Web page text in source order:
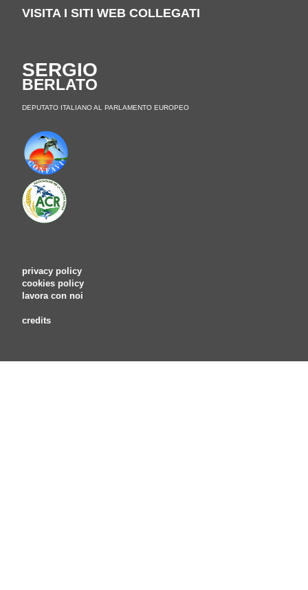
VISITA I SITI WEB COLLEGATI
SERGIO
BERLATO
DEPUTATO ITALIANO AL PARLAMENTO EUROPEO
privacy policy
cookies policy
lavora con noi
credits